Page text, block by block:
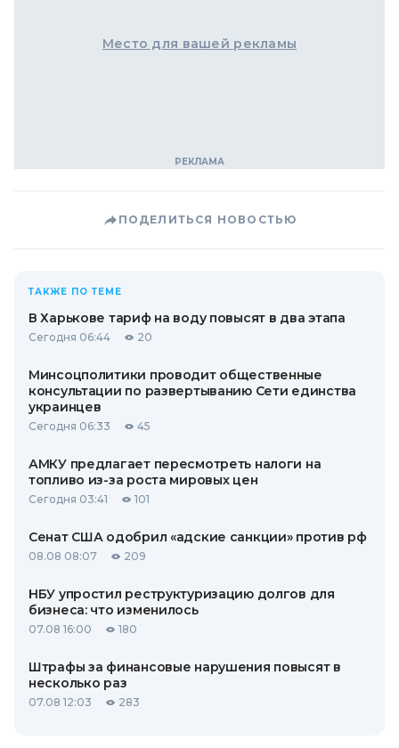
Место для вашей рекламы
ПОДЕЛИТЬСЯ НОВОСТЬЮ
ТАКЖЕ ПО ТЕМЕ
В Харькове тариф на воду повысят в два этапа
Сегодня 06:44 20
Минсоцполитики проводит общественные
консультации по развертыванию Сети единства
украинцев
Сегодня 06:33 45
АМКУ предлагает пересмотреть налоги на
топливо из-за роста мировых цен
Сегодня 03:41 101
Сенат США одобрил «адские санкции» против рф
08.08 08:07 209
НБУ упростил реструктуризацию долгов для
бизнеса: что изменилось
07.08 16:00 180
Штрафы за финансовые нарушения повысят в
несколько раз
07.08 12:03 283